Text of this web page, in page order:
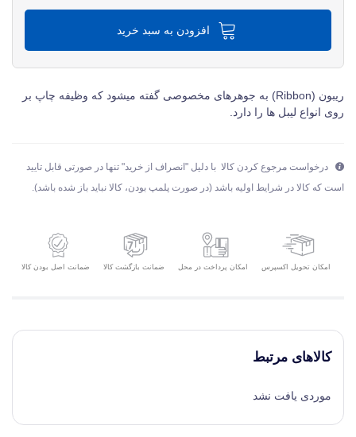
افزودن به سبد خرید
ریبون (Ribbon) به جوهرهای مخصوصی گفته میشود که وظیفه چاپ بر
روی انواع لیبل ها را دارد.
درخواست مرجوع کردن کالا با دلیل "انصراف از خرید" تنها در صورتی قابل تایید
است که کالا در شرایط اولیه باشد (در صورت پلمپ بودن، کالا نباید باز شده باشد).
امکان تحویل اکسپرس امکان پرداخت در محل ضمانت بازگشت کالا ضمانت اصل بودن کالا
کالاهای مرتبط
موردی یافت نشد